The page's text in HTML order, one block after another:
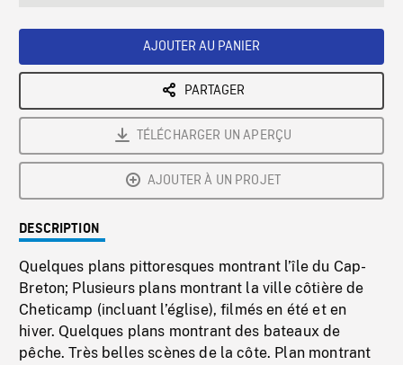
AJOUTER AU PANIER
PARTAGER
TÉLÉCHARGER UN APERÇU
AJOUTER À UN PROJET
DESCRIPTION
Quelques plans pittoresques montrant l’île du Cap-
Breton; Plusieurs plans montrant la ville côtière de
Cheticamp (incluant l’église), filmés en été et en
hiver. Quelques plans montrant des bateaux de
pêche. Très belles scènes de la côte. Plan montrant